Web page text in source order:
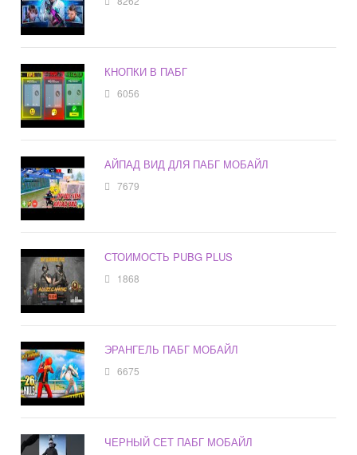
КНОПКИ В ПАБГ
6056
АЙПАД ВИД ДЛЯ ПАБГ МОБАЙЛ
7679
СТОИМОСТЬ PUBG PLUS
1868
ЭРАНГЕЛЬ ПАБГ МОБАЙЛ
6675
ЧЕРНЫЙ СЕТ ПАБГ МОБАЙЛ